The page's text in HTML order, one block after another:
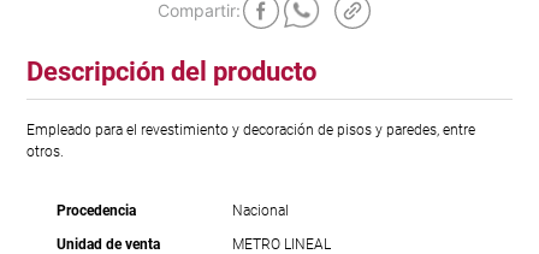
Descripción del producto
Empleado para el revestimiento y decoración de pisos y paredes, entre
otros.
Procedencia
Nacional
Unidad de venta
METRO LINEAL